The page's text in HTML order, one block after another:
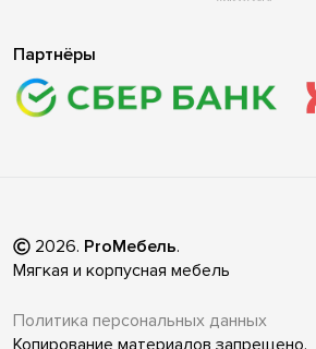
Партнёры
2026. ProМебель.
Мягкая и корпусная мебель
Политика персональных данных